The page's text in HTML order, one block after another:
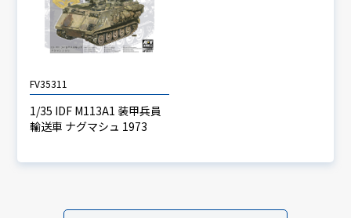
FV35311
1/35 IDF M113A1 装甲兵員
輸送車 ナグマシュ 1973